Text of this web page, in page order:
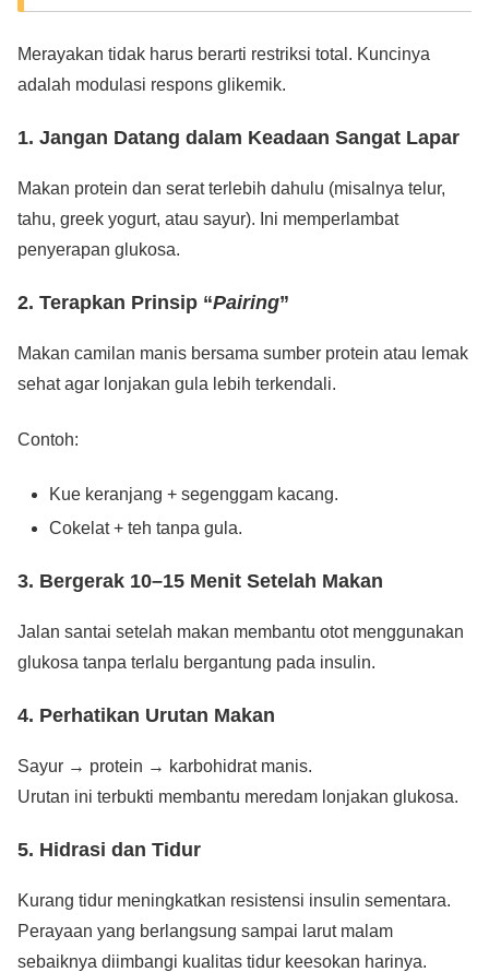
Merayakan tidak harus berarti restriksi total. Kuncinya
adalah modulasi respons glikemik.
1. Jangan Datang dalam Keadaan Sangat Lapar
Makan protein dan serat terlebih dahulu (misalnya telur,
tahu, greek yogurt, atau sayur). Ini memperlambat
penyerapan glukosa.
2. Terapkan Prinsip “Pairing”
Makan camilan manis bersama sumber protein atau lemak
sehat agar lonjakan gula lebih terkendali.
Contoh:
Kue keranjang + segenggam kacang.
Cokelat + teh tanpa gula.
3. Bergerak 10–15 Menit Setelah Makan
Jalan santai setelah makan membantu otot menggunakan
glukosa tanpa terlalu bergantung pada insulin.
4. Perhatikan Urutan Makan
Sayur → protein → karbohidrat manis.
Urutan ini terbukti membantu meredam lonjakan glukosa.
5. Hidrasi dan Tidur
Kurang tidur meningkatkan resistensi insulin sementara.
Perayaan yang berlangsung sampai larut malam
sebaiknya diimbangi kualitas tidur keesokan harinya.